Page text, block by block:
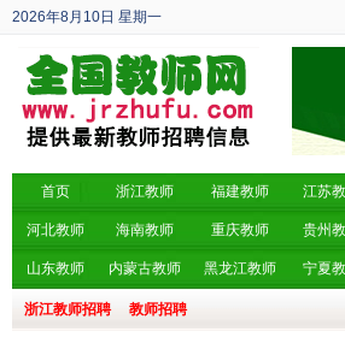
2026年8月10日 星期一
丙午年 六月廿八
首页 浙江教师 福建教师 江苏
河北教师 海南教师 重庆教师 贵州
山东教师 内蒙古教师 黑龙江教师 宁夏
浙江教师招聘 教师招聘